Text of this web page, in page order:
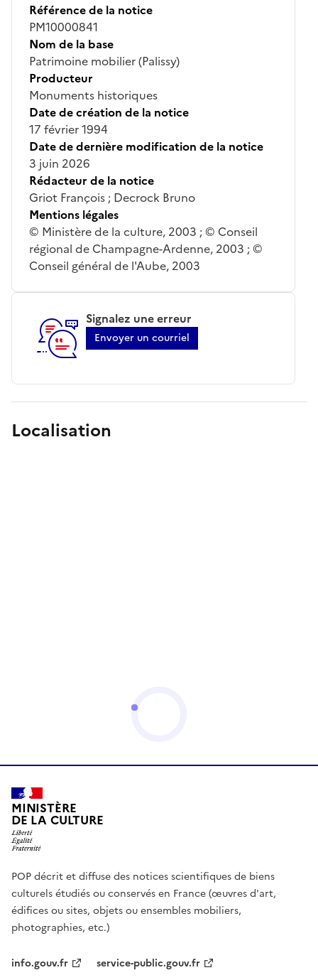
Référence de la notice
PM10000841
Nom de la base
Patrimoine mobilier (Palissy)
Producteur
Monuments historiques
Date de création de la notice
17 février 1994
Date de dernière modification de la notice
3 juin 2026
Rédacteur de la notice
Griot François ; Decrock Bruno
Mentions légales
© Ministère de la culture, 2003 ; © Conseil
régional de Champagne-Ardenne, 2003 ; ©
Conseil général de l'Aube, 2003
Signalez une erreur
Envoyer un courriel
Localisation
MINISTÈRE
DE LA CULTURE
POP décrit et diffuse des notices scientifiques de biens
culturels étudiés ou conservés en France (œuvres d'art,
édifices ou sites, objets ou ensembles mobiliers,
photographies, etc.)
info.gouv.fr service-public.gouv.fr